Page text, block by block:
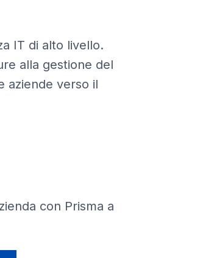
IT di alto livello.
alla gestione del
aziende verso il
con Prisma a